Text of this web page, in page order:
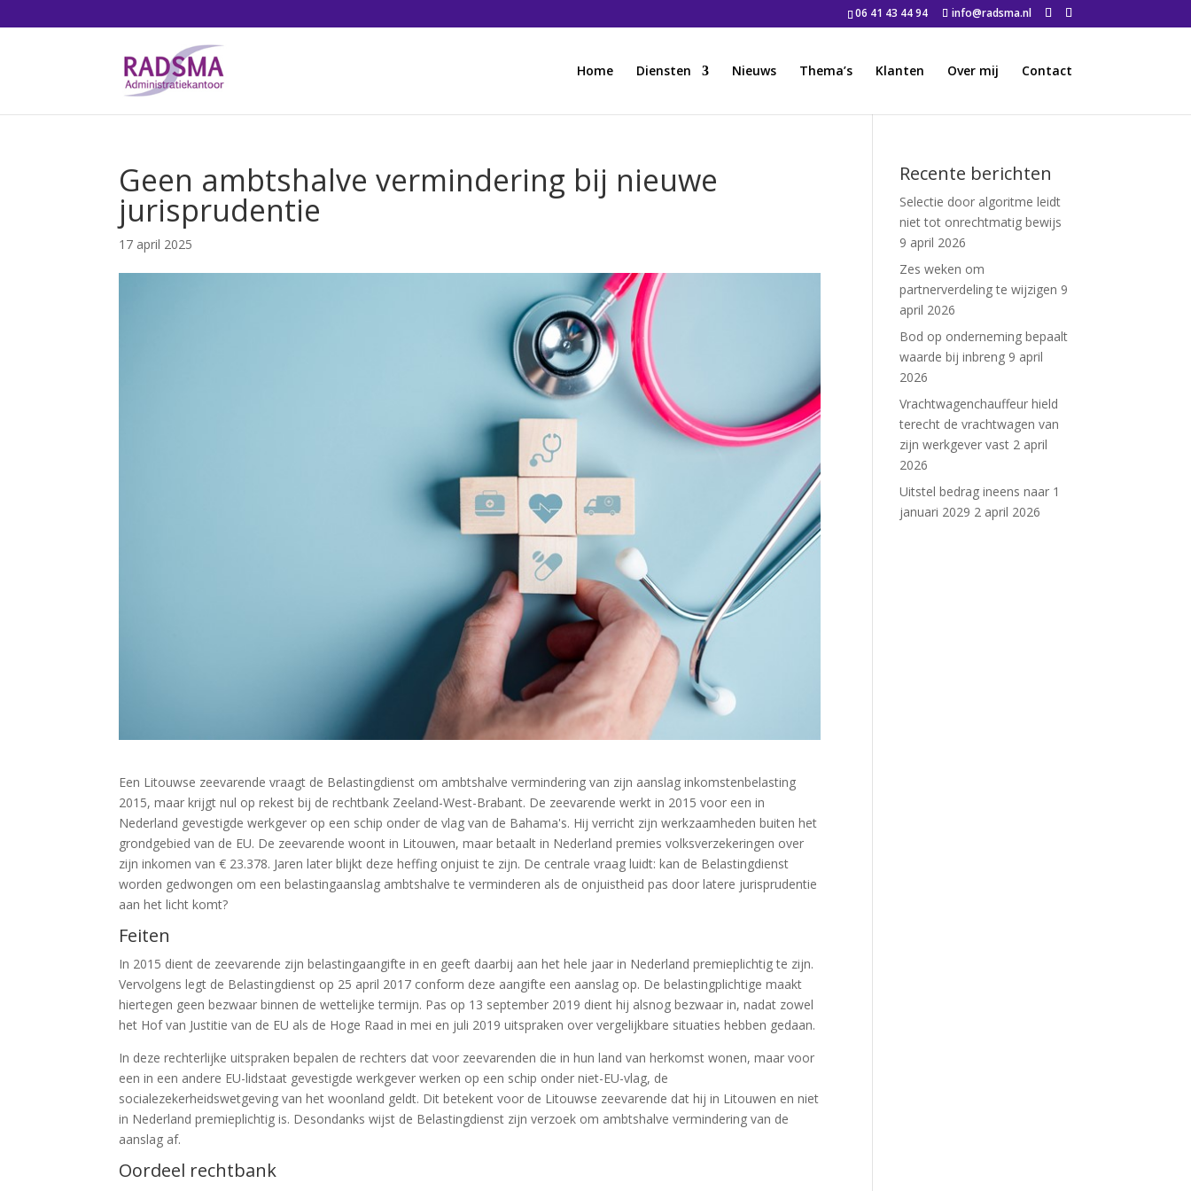
06 41 43 44 94 info@radsma.nl
Home Diensten Nieuws Thema’s Klanten Over mij Contact
Geen ambtshalve vermindering bij nieuwe
jurisprudentie
17 april 2025
Een Litouwse zeevarende vraagt de Belastingdienst om ambtshalve vermindering van zijn aanslag inkomstenbelasting
2015, maar krijgt nul op rekest bij de rechtbank Zeeland-West-Brabant. De zeevarende werkt in 2015 voor een in
Nederland gevestigde werkgever op een schip onder de vlag van de Bahama's. Hij verricht zijn werkzaamheden buiten het
grondgebied van de EU. De zeevarende woont in Litouwen, maar betaalt in Nederland premies volksverzekeringen over
zijn inkomen van € 23.378. Jaren later blijkt deze heffing onjuist te zijn. De centrale vraag luidt: kan de Belastingdienst
worden gedwongen om een belastingaanslag ambtshalve te verminderen als de onjuistheid pas door latere jurisprudentie
aan het licht komt?
Feiten
In 2015 dient de zeevarende zijn belastingaangifte in en geeft daarbij aan het hele jaar in Nederland premieplichtig te zijn.
Vervolgens legt de Belastingdienst op 25 april 2017 conform deze aangifte een aanslag op. De belastingplichtige maakt
hiertegen geen bezwaar binnen de wettelijke termijn. Pas op 13 september 2019 dient hij alsnog bezwaar in, nadat zowel
het Hof van Justitie van de EU als de Hoge Raad in mei en juli 2019 uitspraken over vergelijkbare situaties hebben gedaan.
In deze rechterlijke uitspraken bepalen de rechters dat voor zeevarenden die in hun land van herkomst wonen, maar voor
een in een andere EU-lidstaat gevestigde werkgever werken op een schip onder niet-EU-vlag, de
socialezekerheidswetgeving van het woonland geldt. Dit betekent voor de Litouwse zeevarende dat hij in Litouwen en niet
in Nederland premieplichtig is. Desondanks wijst de Belastingdienst zijn verzoek om ambtshalve vermindering van de
aanslag af.
Oordeel rechtbank
Recente berichten
Selectie door algoritme leidt
niet tot onrechtmatig bewijs
9 april 2026
Zes weken om
partnerverdeling te wijzigen 9
april 2026
Bod op onderneming bepaalt
waarde bij inbreng 9 april
2026
Vrachtwagenchauffeur hield
terecht de vrachtwagen van
zijn werkgever vast 2 april
2026
Uitstel bedrag ineens naar 1
januari 2029 2 april 2026